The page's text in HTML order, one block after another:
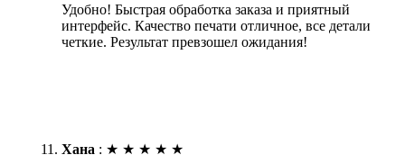
Удобно! Быстрая обработка заказа и приятный
интерфейс. Качество печати отличное, все детали
четкие. Результат превзошел ожидания!
Хана : ★ ★ ★ ★ ★